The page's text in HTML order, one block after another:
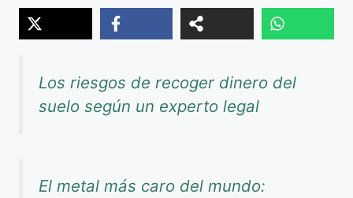
Los riesgos de recoger dinero del
suelo según un experto legal
El metal más caro del mundo: